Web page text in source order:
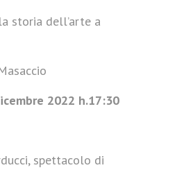
storia dell’arte a
2022 h.17:30
spettacolo di